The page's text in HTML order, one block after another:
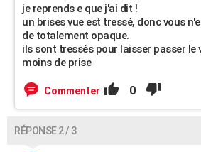
je reprends e que j'ai dit !
un brises vue est tressé, donc vous
de totalement opaque.
ils sont tressés pour laisser passer le
moins de prise
Commenter 0
RÉPONSE 2 / 3